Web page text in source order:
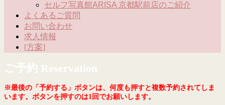
セルフ写真館ARISA 京都駅前店のご紹介
よくあるご質問
お問い合わせ
求人情報
[方案]
ご予約 Reservation
※最後の「予約する」ボタンは、何度も押すと複数予約されてしま
います。ボタンを押すのは1回でお願いします。